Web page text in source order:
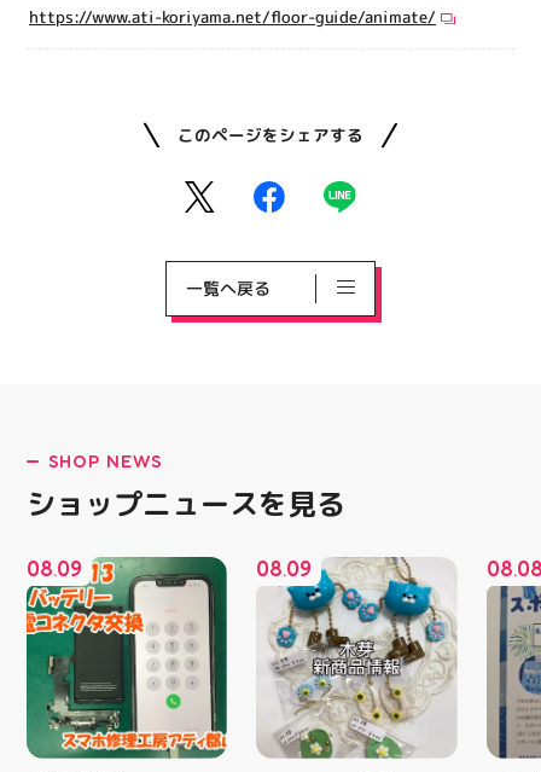
https://www.ati-koriyama.net/floor-guide/animate/
このページをシェアする
一覧へ戻る
SHOP NEWS
ショップニュースを見る
08.09 08.09 08.